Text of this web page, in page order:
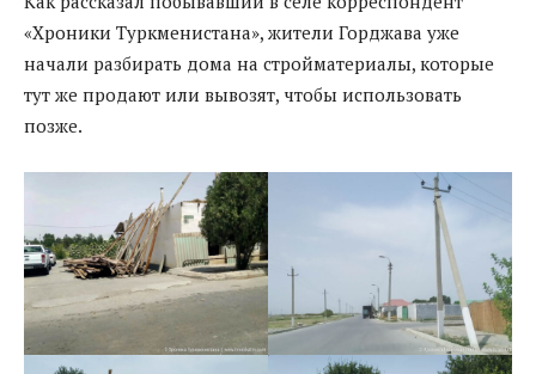
«Хроники Туркменистана», жители Горджава уже
начали разбирать дома на стройматериалы, которые
тут же продают или вывозят, чтобы использовать
позже.